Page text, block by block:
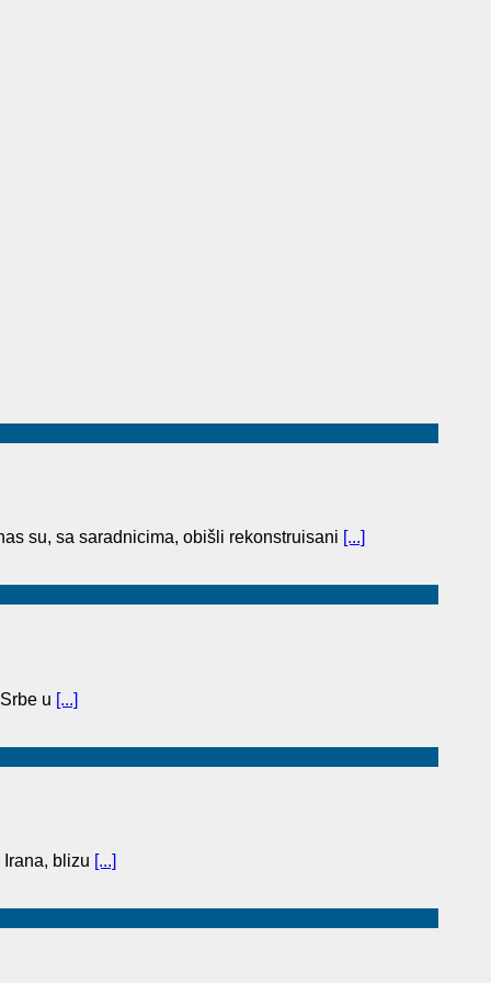
su, sa saradnicima, obišli rekonstruisani [...]
u [...]
blizu [...]